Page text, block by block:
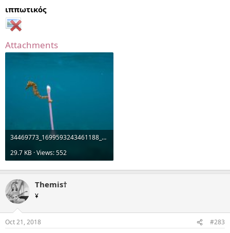
ιππωτικός
Attachments
34469773_1699593243461188_4815340422572277760_o.jpg
29.7 KB · Views: 552
Themis†
¥
Oct 21, 2018 #283